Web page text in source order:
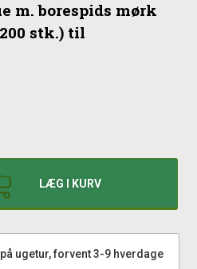
m. borespids mørk
stk.) til
LÆG I KURV
ugetur, forvent 3-9 hverdage